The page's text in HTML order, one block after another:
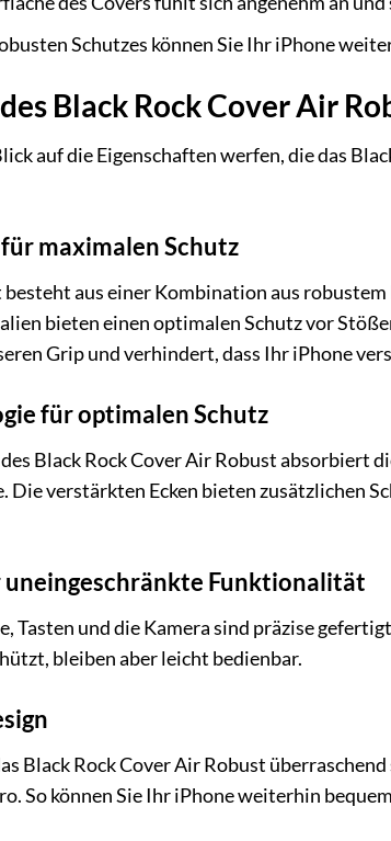
Schutzes können Sie Ihr iPhone
Black Rock Cover Air
auf die Eigenschaften werfen, die das
maximalen Schutz
besteht aus einer Kombination aus
bieten einen optimalen Schutz vor
Grip und verhindert, dass Ihr iPhone
für optimalen Schutz
Black Rock Cover Air Robust absorbiert
Die verstärkten Ecken bieten zusätzlichen
uneingeschränkte Funktionalität
Tasten und die Kamera sind präzise
bleiben aber leicht bedienbar.
Black Rock Cover Air Robust
So können Sie Ihr iPhone weiterhin